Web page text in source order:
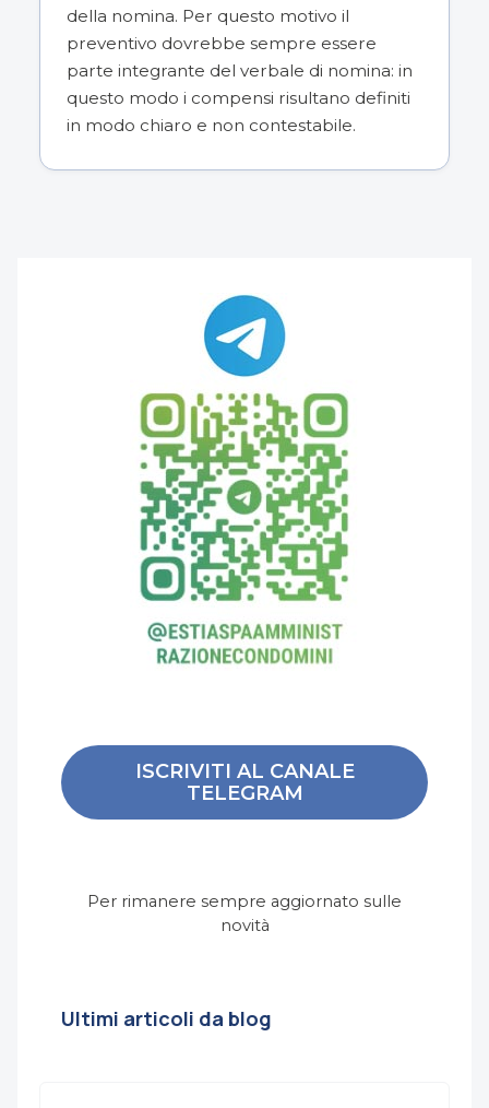
della nomina. Per questo motivo il
preventivo dovrebbe sempre essere
parte integrante del verbale di nomina: in
questo modo i compensi risultano definiti
in modo chiaro e non contestabile.
ISCRIVITI AL CANALE
TELEGRAM
Per rimanere sempre aggiornato sulle
novità
Ultimi articoli da blog